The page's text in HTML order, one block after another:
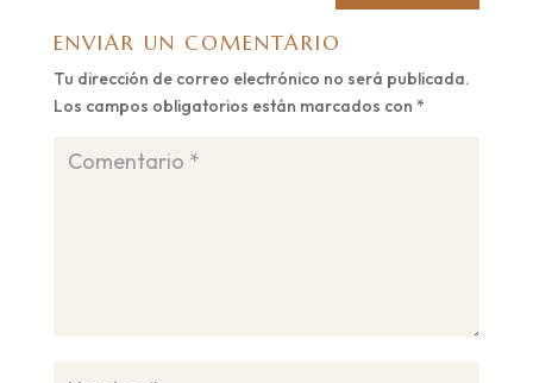
ENVIAR UN COMENTARIO
Tu dirección de correo electrónico no será publicada.
Los campos obligatorios están marcados con *